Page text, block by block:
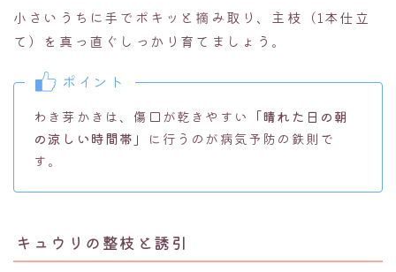
小さいうちに手でポキッと摘み取り、主枝（1本仕立
て）を真っ直ぐしっかり育てましょう。
ポイント
わき芽かきは、傷口が乾きやすい
「晴れた日の朝
の涼しい時間帯」
に行うのが病気予防の鉄則で
す。
キュウリの整枝と誘引